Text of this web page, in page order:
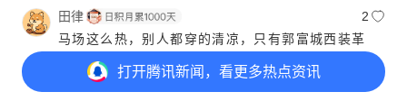
打开腾讯新闻，看更多热点资讯
田律
2
马场这么热，别人都穿的清凉，只有郭富城西装革
履，大背头。他怎么做到不热的？
广西网友